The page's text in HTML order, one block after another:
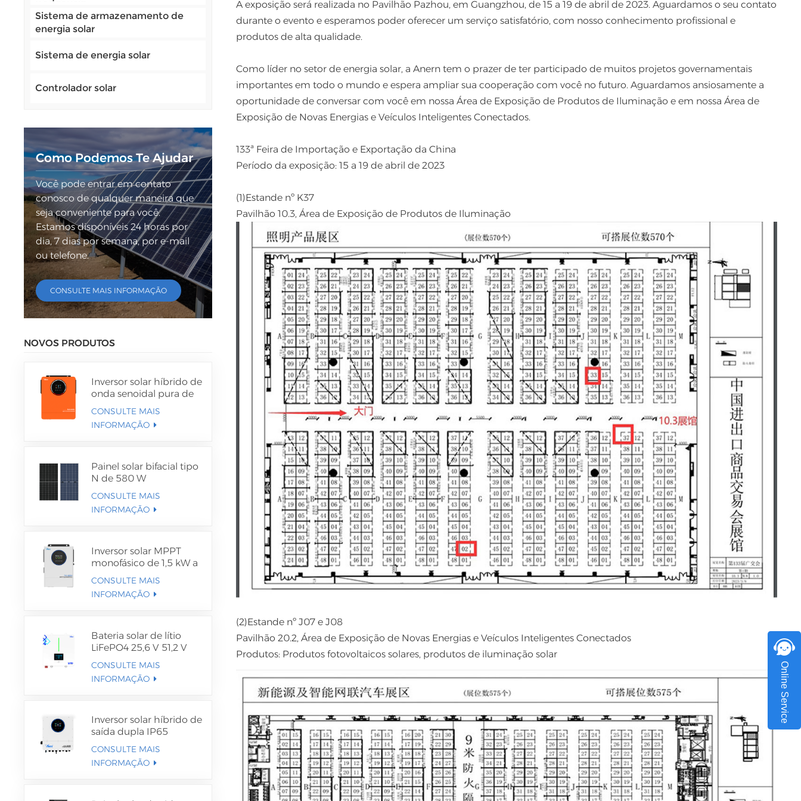
اللغة العربية
Indonesia
українська
Sistema de armazenamento de
energia solar
Sistema de energia solar
Controlador solar
Como Podemos Te Ajudar
Você pode entrar em contato
conosco de qualquer maneira que
seja conveniente para você.
Estamos disponíveis 24 horas por
dia, 7 dias por semana, por e-mail
ou telefone.
CONSULTE MAIS INFORMAÇÃO
NOVOS PRODUTOS
Inversor solar híbrido de
onda senoidal pura de
4,2 kW e 6,2 kW
CONSULTE MAIS
INFORMAÇÃO
Painel solar bifacial tipo
N de 580 W
CONSULTE MAIS
INFORMAÇÃO
Inversor solar MPPT
monofásico de 1,5 kW a
12 kW
CONSULTE MAIS
INFORMAÇÃO
Bateria solar de lítio
LiFePO4 25,6 V 51,2 V
CONSULTE MAIS
INFORMAÇÃO
Inversor solar híbrido de
saída dupla IP65
CONSULTE MAIS
INFORMAÇÃO
A exposição será realizada no Pavilhão Pazhou, em Guangzhou, de 15 a 19 de abril de 2023. Aguardamos o seu contato
durante o evento e esperamos poder oferecer um serviço satisfatório, com nosso conhecimento profissional e
produtos de alta qualidade.
Como líder no setor de energia solar, a Anern tem o prazer de ter participado de muitos projetos governamentais
importantes em todo o mundo e espera ampliar sua cooperação com você no futuro. Aguardamos ansiosamente a
oportunidade de conversar com você em nossa Área de Exposição de Produtos de Iluminação e em nossa Área de
Exposição de Novas Energias e Veículos Inteligentes Conectados.
133ª Feira de Importação e Exportação da China
Período da exposição: 15 a 19 de abril de 2023
(1)Estande nº K37
Pavilhão 10.3, Área de Exposição de Produtos de Iluminação
(2)Estande nº J07 e J08
Pavilhão 20.2, Área de Exposição de Novas Energias e Veículos Inteligentes Conectados
Produtos: Produtos fotovoltaicos solares, produtos de iluminação solar
Online Service